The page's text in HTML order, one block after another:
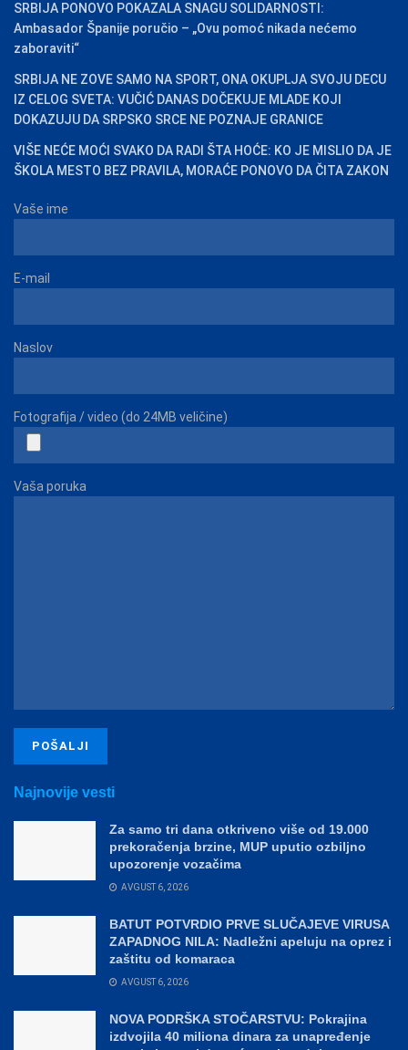
SRBIJA PONOVO POKAZALA SNAGU SOLIDARNOSTI:
Ambasador Španije poručio – „Ovu pomoć nikada nećemo
zaboraviti“
SRBIJA NE ZOVE SAMO NA SPORT, ONA OKUPLJA SVOJU DECU
IZ CELOG SVETA: VUČIĆ DANAS DOČEKUJE MLADE KOJI
DOKAZUJU DA SRPSKO SRCE NE POZNAJE GRANICE
VIŠE NEĆE MOĆI SVAKO DA RADI ŠTA HOĆE: KO JE MISLIO DA JE
ŠKOLA MESTO BEZ PRAVILA, MORAĆE PONOVO DA ČITA ZAKON
Vaše ime
E-mail
Naslov
Fotografija / video (do 24MB veličine)
Vaša poruka
Najnovije vesti
Za samo tri dana otkriveno više od 19.000
prekoračenja brzine, MUP uputio ozbiljno
upozorenje vozačima
AVGUST 6, 2026
BATUT POTVRDIO PRVE SLUČAJEVE VIRUSA
ZAPADNOG NILA: Nadležni apeluju na oprez i
zaštitu od komaraca
AVGUST 6, 2026
NOVA PODRŠKA STOČARSTVU: Pokrajina
izdvojila 40 miliona dinara za unapređenje